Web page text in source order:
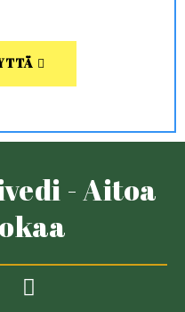
- Aitoa